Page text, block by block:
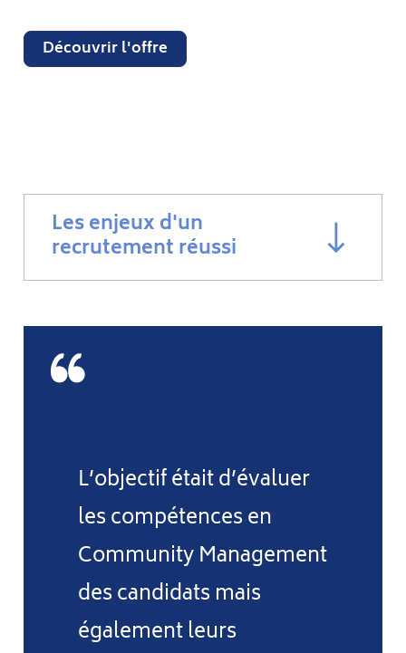
Découvrir l'offre
Les enjeux d'un
recrutement réussi
L’objectif était d’évaluer
les compétences en
Community Management
des candidats mais
également leurs